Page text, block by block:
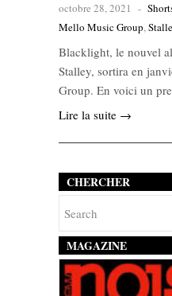
octobre 28, 2021 -
Mello Music Group,
Blacklight, le nouvel
Stalley, sortira en
Group. En voici un
Lire la suite →
CHERCHER
MAGAZINE